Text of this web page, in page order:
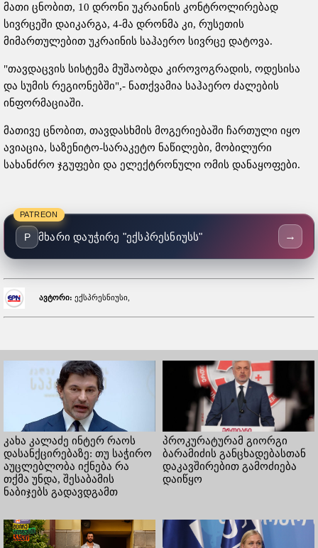
მათი ცნობით, 10 დრონი უკრაინის კონტროლირებად
სივრცეში დაიკარგა, 4-მა დრონმა კი, რუსეთის
მიმართულებით უკრაინის საჰაერო სივრცე დატოვა.
"თავდაცვის სისტემა მუშაობდა კიროვოგრადის, ოდესისა
და სუმის რეგიონებში",- ნათქვამია საჰაერო ძალების
ინფორმაციაში.
მათივე ცნობით, თავდასხმის მოგერიებაში ჩართული იყო
ავიაცია, საზენიტო-სარაკეტო ნაწილები, მობილური
სახანძრო ჯგუფები და ელექტრონული ომის დანაყოფები.
PATREON
P მხარი დაუჭირე "ექსპრესნიუსს" →
ავტორი: ექსპრესნიუსი,
კახა კალაძე ინტერ რაოს
დასანქცირებაზე: თუ საჭირო
აუცლებლობა იქნება რა
თქმა უნდა, შესაბამის
ნაბიჯებს გადავდგამთ
პროკურატურამ გიორგი
ბარამიძის განცხადებასთან
დაკავშირებით გამოძიება
დაიწყო